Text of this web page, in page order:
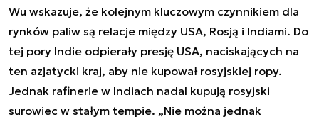
Wu wskazuje, że kolejnym kluczowym czynnikiem dla
rynków paliw są relacje między USA, Rosją i Indiami. Do
tej pory Indie odpierały presję USA, naciskających na
ten azjatycki kraj, aby nie kupował rosyjskiej ropy.
Jednak rafinerie w Indiach nadal kupują rosyjski
surowiec w stałym tempie. „Nie można jednak